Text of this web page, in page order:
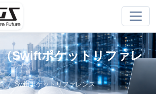
Swiftポケットリファレ
Swiftポケットリファレンス